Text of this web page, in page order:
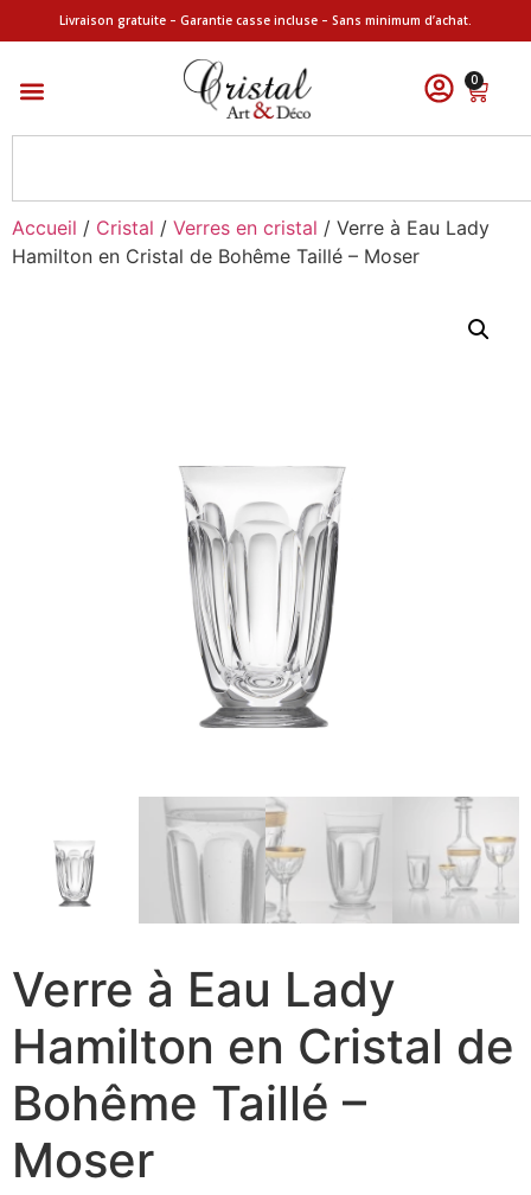
Livraison gratuite – Garantie casse incluse – Sans minimum d’achat.
0
Accueil / Cristal / Verres en cristal / Verre à Eau Lady
Hamilton en Cristal de Bohême Taillé – Moser
Verre à Eau Lady
Hamilton en Cristal de
Bohême Taillé –
Moser